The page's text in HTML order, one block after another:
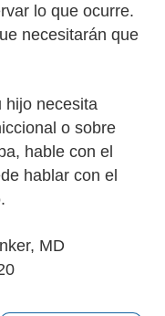
lo que ocurre.
necesitarán que
hijo necesita
o sobre
hable con el
hablar con el
MD